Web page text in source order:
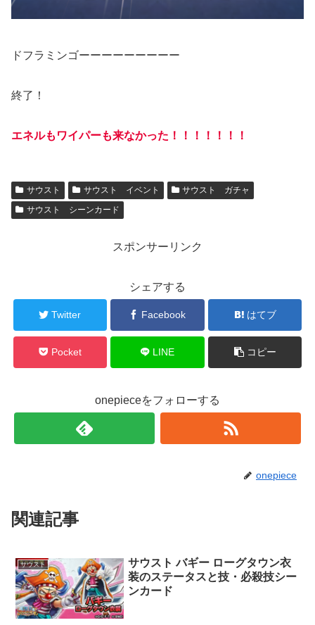
ドフラミンゴーーーーーーーーー
終了！
エネルもワイパーも来なかった！！！！！！！
サウスト サウスト イベント
サウスト ガチャ
サウスト シーンカード
スポンサーリンク
シェアする
Twitter Facebook はてブ
Pocket LINE コピー
onepieceをフォローする
onepiece
関連記事
サウスト
サウスト バギー ローグタウン衣
装のステータスと技・必殺技シー
ンカード